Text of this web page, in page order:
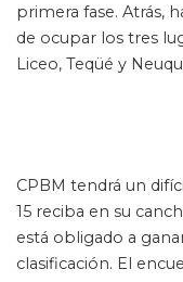
primera fase. Atrás,
de ocupar los tres
Liceo, Teqüé y
CPBM tendrá un
15 reciba en su
está obligado a
clasificación. El